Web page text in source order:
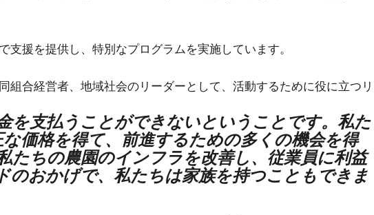
援を提供し、特別なプログラムを実施しています。
合経営者、地域社会のリーダーとして、活動するために役に立つリ
を支払うことができないということです。私た
価格を得て、前進するための多くの機会を得
ちの農園のインフラを改善し、従業員に利益
のおかげで、私たちは家族を持つこともできま